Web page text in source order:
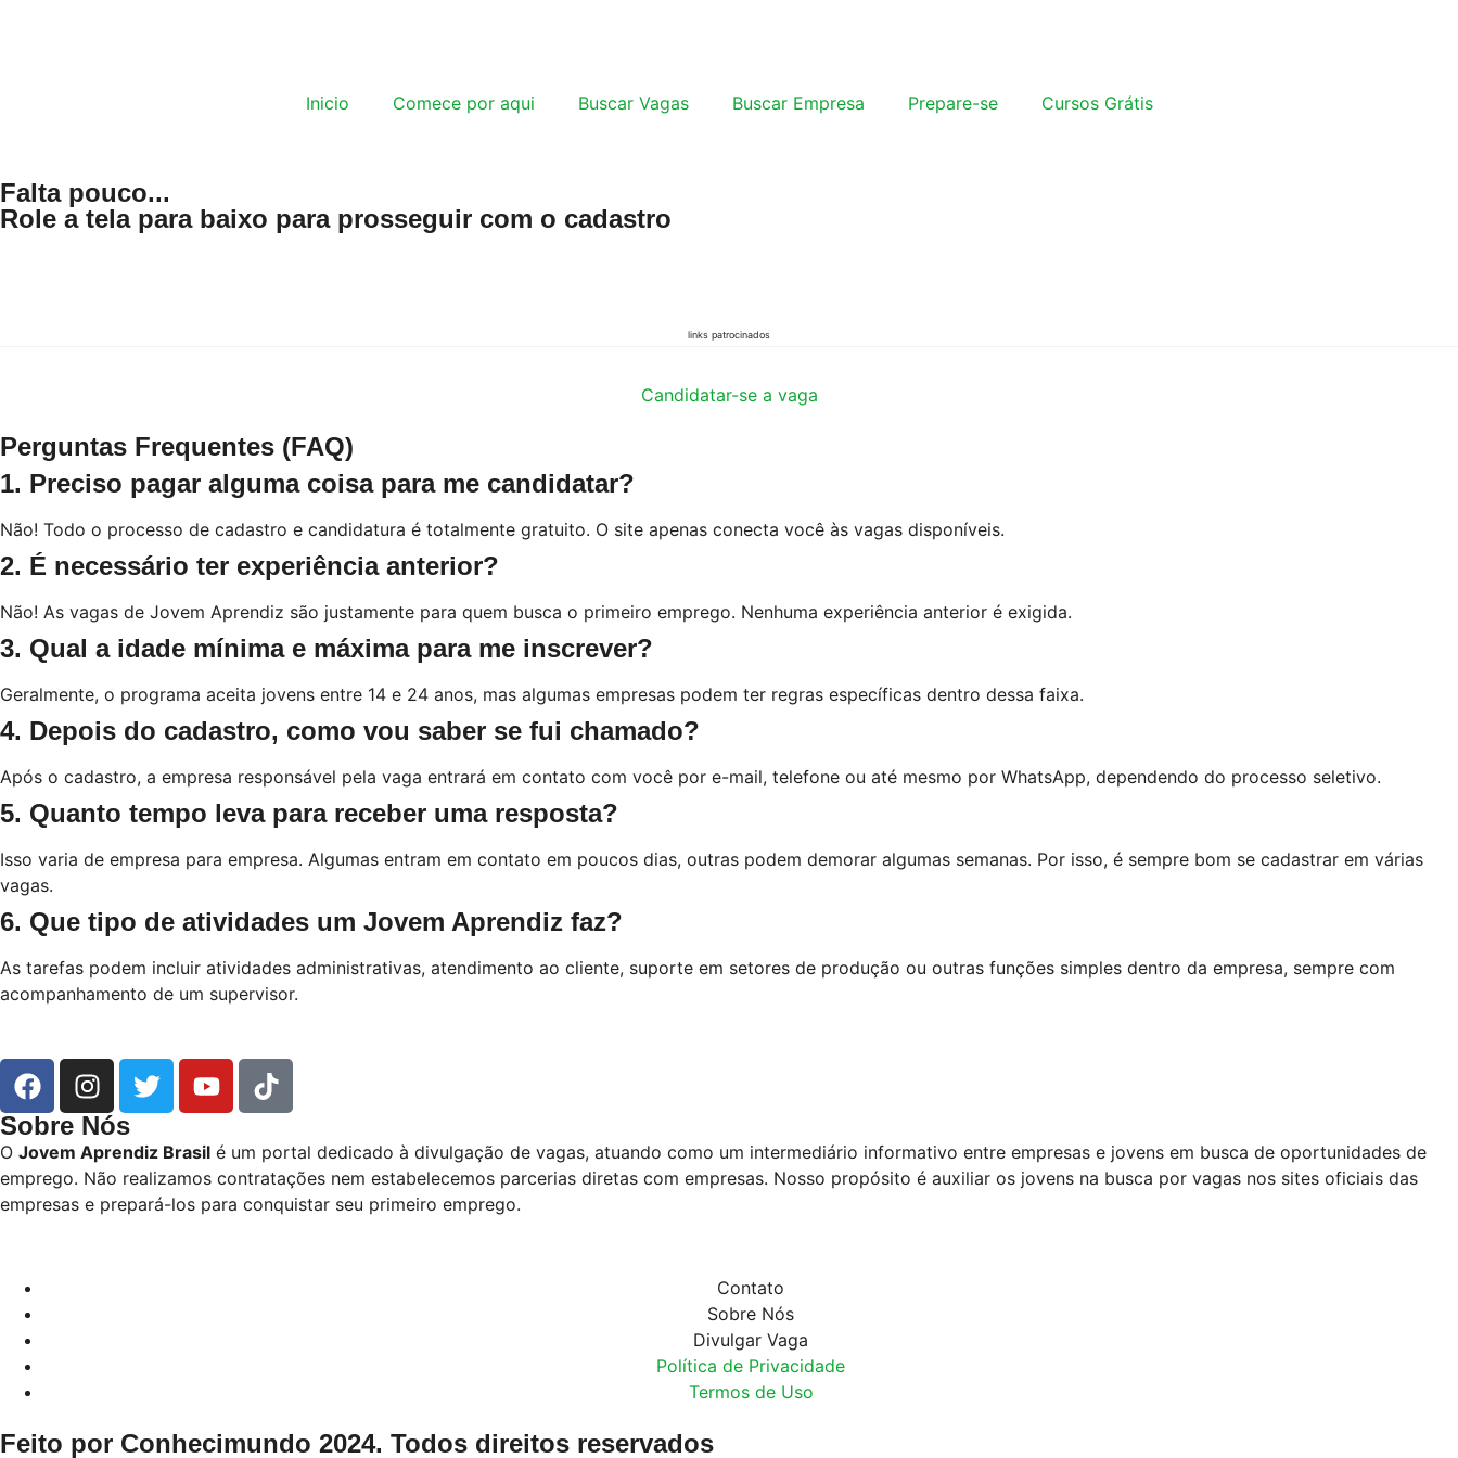
Inicio Comece por aqui Buscar Vagas Buscar Empresa Prepare-se Cursos Grátis
Falta pouco...
Role a tela para baixo para prosseguir com o cadastro​
links patrocinados
Candidatar-se a vaga
Perguntas Frequentes (FAQ)
1. Preciso pagar alguma coisa para me candidatar?
Não! Todo o processo de cadastro e candidatura é totalmente gratuito. O site apenas conecta você às vagas disponíveis.
2. É necessário ter experiência anterior?
Não! As vagas de Jovem Aprendiz são justamente para quem busca o primeiro emprego. Nenhuma experiência anterior é exigida.
3. Qual a idade mínima e máxima para me inscrever?
Geralmente, o programa aceita jovens entre 14 e 24 anos, mas algumas empresas podem ter regras específicas dentro dessa faixa.
4. Depois do cadastro, como vou saber se fui chamado?
Após o cadastro, a empresa responsável pela vaga entrará em contato com você por e-mail, telefone ou até mesmo por WhatsApp, dependendo do processo seletivo.
5. Quanto tempo leva para receber uma resposta?
Isso varia de empresa para empresa. Algumas entram em contato em poucos dias, outras podem demorar algumas semanas. Por isso, é sempre bom se cadastrar em várias
vagas.
6. Que tipo de atividades um Jovem Aprendiz faz?
As tarefas podem incluir atividades administrativas, atendimento ao cliente, suporte em setores de produção ou outras funções simples dentro da empresa, sempre com
acompanhamento de um supervisor.
Sobre Nós
O Jovem Aprendiz Brasil é um portal dedicado à divulgação de vagas, atuando como um intermediário informativo entre empresas e jovens em busca de oportunidades de
emprego. Não realizamos contratações nem estabelecemos parcerias diretas com empresas. Nosso propósito é auxiliar os jovens na busca por vagas nos sites oficiais das
empresas e prepará-los para conquistar seu primeiro emprego.
Contato
Sobre Nós
Divulgar Vaga
Política de Privacidade
Termos de Uso
Feito por Conhecimundo 2024. Todos direitos reservados